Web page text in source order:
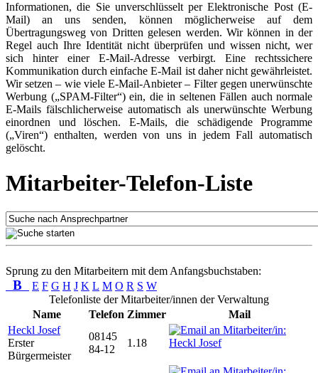
Informationen, die Sie unverschlüsselt per Elektronische Post (E-
Mail) an uns senden, können möglicherweise auf dem
Übertragungsweg von Dritten gelesen werden. Wir können in der
Regel auch Ihre Identität nicht überprüfen und wissen nicht, wer
sich hinter einer E-Mail-Adresse verbirgt. Eine rechtssichere
Kommunikation durch einfache E-Mail ist daher nicht gewährleistet.
Wir setzen – wie viele E-Mail-Anbieter – Filter gegen unerwünschte
Werbung („SPAM-Filter“) ein, die in seltenen Fällen auch normale
E-Mails fälschlicherweise automatisch als unerwünschte Werbung
einordnen und löschen. E-Mails, die schädigende Programme
(„Viren“) enthalten, werden von uns in jedem Fall automatisch
gelöscht.
Mitarbeiter-Telefon-Liste
Sprung zu den Mitarbeitern mit dem Anfangsbuchstaben:
B E F G H J K L M O R S W
Telefonliste der Mitarbeiter/innen der Verwaltung
Name
Telefon Zimmer
Mail
Heckl Josef
Erster
Bürgermeister
08145
84-12
1.18